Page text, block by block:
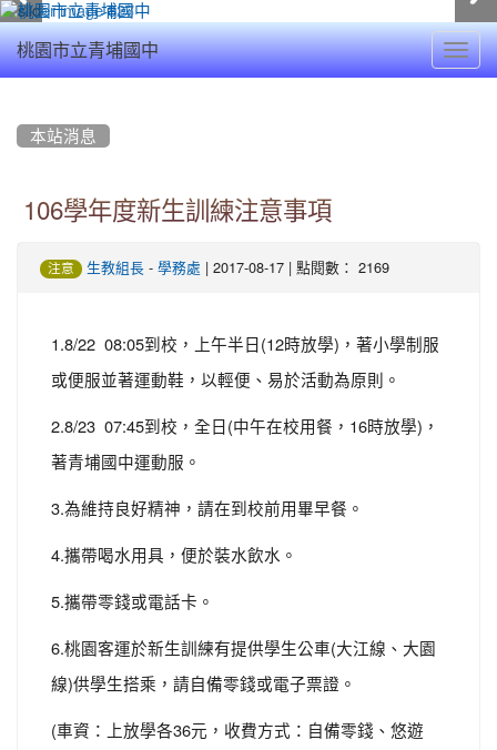
桃園市立青埔國中
本站消息
106學年度新生訓練注意事項
注意 生教組長 - 學務處 | 2017-08-17 | 點閱數： 2169
1.8/22 08:05到校，上午半日(12時放學)，著小學制服
或便服並著運動鞋，以輕便、易於活動為原則。
2.8/23 07:45到校，全日(中午在校用餐，16時放學)，
著青埔國中運動服。
3.為維持良好精神，請在到校前用畢早餐。
4.攜帶喝水用具，便於裝水飲水。
5.攜帶零錢或電話卡。
6.桃園客運於新生訓練有提供學生公車(大江線、大園
線)供學生搭乘，請自備零錢或電子票證。
(車資：上放學各36元，收費方式：自備零錢、悠遊